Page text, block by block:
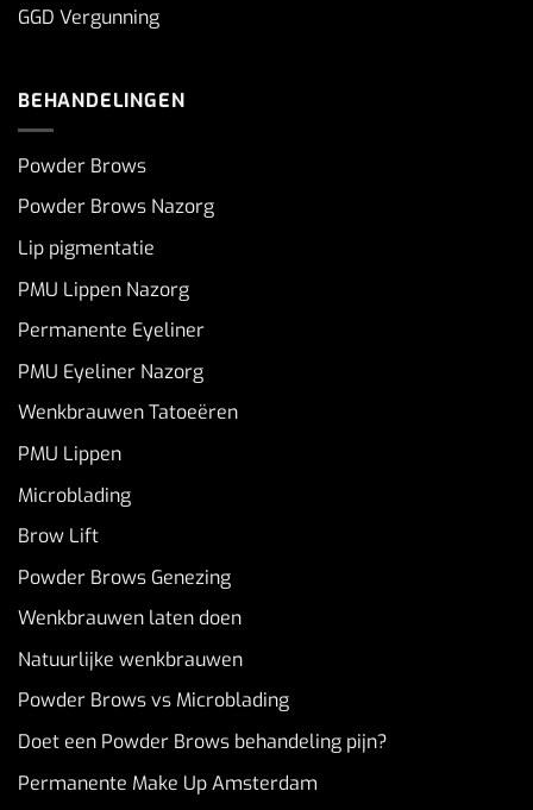
GGD Vergunning
BEHANDELINGEN
Powder Brows
Powder Brows Nazorg
Lip pigmentatie
PMU Lippen Nazorg
Permanente Eyeliner
PMU Eyeliner Nazorg
Wenkbrauwen Tatoeëren
PMU Lippen
Microblading
Brow Lift
Powder Brows Genezing
Wenkbrauwen laten doen
Natuurlijke wenkbrauwen
Powder Brows vs Microblading
Doet een Powder Brows behandeling pijn?
Permanente Make Up Amsterdam